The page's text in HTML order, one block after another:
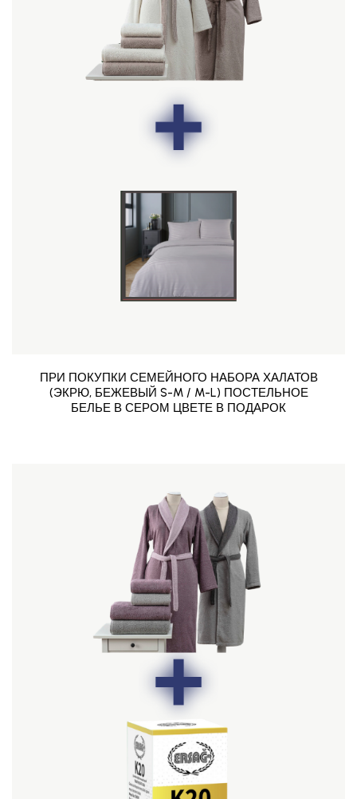
ПРИ ПОКУПКИ СЕМЕЙНОГО НАБОРА ХАЛАТОВ
(ЭКРЮ, БЕЖЕВЫЙ S-M / M-L) ПОСТЕЛЬНОЕ
БЕЛЬЕ В СЕРОМ ЦВЕТЕ В ПОДАРОК